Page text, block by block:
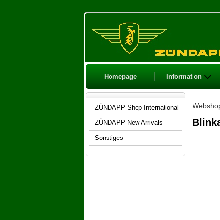
Homepage Information
ZÜNDAPP Shop International
ZÜNDAPP New Arrivals
Sonstiges